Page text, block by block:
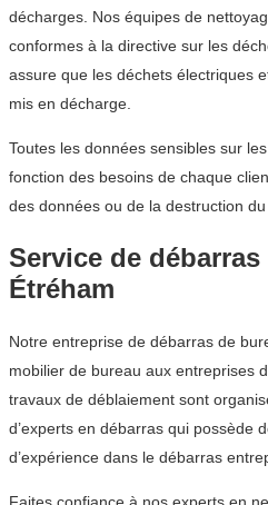
décharges. Nos équipes de
conformes à la directive sur les
assure que les déchets électriques
mis en décharge.
Toutes les données sensibles sur
fonction des besoins de chaque
des données ou de la destruction
Service de
Étréham
Notre entreprise de débarras de
mobilier de bureau aux entreprises
travaux de déblaiement sont
d’experts en débarras qui possède
d’expérience dans le débarras